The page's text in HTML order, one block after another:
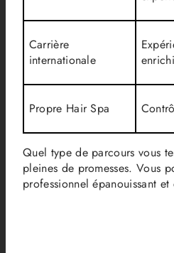
Carrière
internationale
Propre Hair Spa
Quel type de parcours vous
pleines de promesses. Vous
professionnel épanouissant et